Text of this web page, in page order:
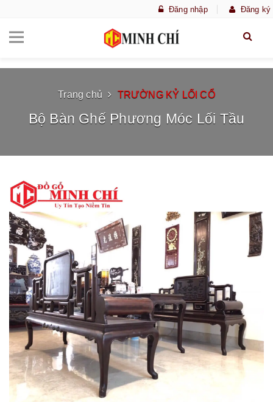
Đăng nhập Đăng ký
Trang chủ TRƯỜNG KỶ LỐI CỔ
Bộ Bàn Ghế Phương Móc Lối Tầu